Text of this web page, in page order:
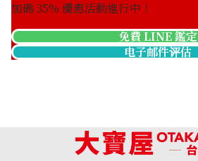
加碼35% 優惠活動進行中！
免費 LINE 鑑定
电子邮件评估